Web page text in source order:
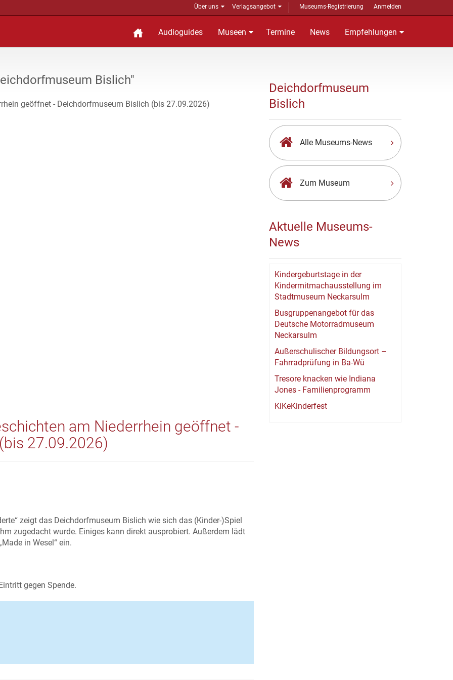
Über uns Verlagsangebot Museums-Registrierung Anmelden
Audioguides Museen Termine News Empfehlungen
Bislich"
am Niederrhein geöffnet -
27.09.2026)
zeigt das Deichdorfmuseum Bislich wie sich das (Kinder-)Spiel
zugedacht wurde. Einiges kann direkt ausprobiert. Außerdem lädt
in Wesel“ ein.
gegen Spende.
Deichdorfmuseum
Bislich
Alle Museums-News
Zum Museum
Aktuelle Museums-
News
Kindergeburtstage in der
Kindermitmachausstellung im
Stadtmuseum Neckarsulm
Busgruppenangebot für das
Deutsche Motorradmuseum
Neckarsulm
Außerschulischer Bildungsort –
Fahrradprüfung in Ba-Wü
Tresore knacken wie Indiana
Jones - Familienprogramm
KiKeKinderfest